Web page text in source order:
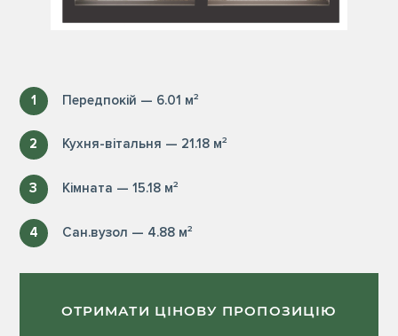
1 Передпокій — 6.01 м²
2 Кухня-вітальня — 21.18 м²
3 Кімната — 15.18 м²
4 Сан.вузол — 4.88 м²
ОТРИМАТИ ЦІНОВУ ПРОПОЗИЦІЮ